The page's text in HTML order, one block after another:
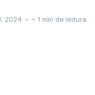
2024 < 1 min de leitura